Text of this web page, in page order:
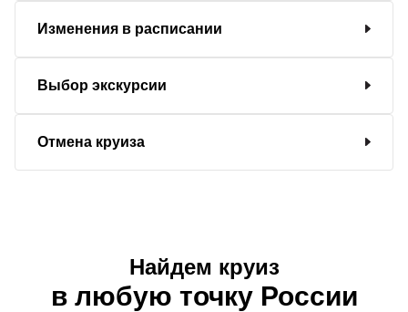
Изменения в расписании
Выбор экскурсии
Отмена круиза
Найдем круиз
в любую точку России